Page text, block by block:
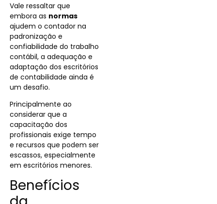
Vale ressaltar que
embora as normas
ajudem o contador na
padronização e
confiabilidade do trabalho
contábil, a adequação e
adaptação dos escritórios
de contabilidade ainda é
um desafio.
Principalmente ao
considerar que a
capacitação dos
profissionais exige tempo
e recursos que podem ser
escassos, especialmente
em escritórios menores.
Benefícios